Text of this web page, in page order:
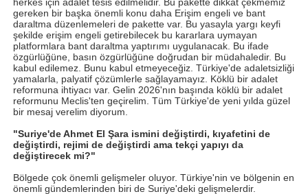
gereken bir başka önemli konu daha Erişim engeli ve bant
daraltma düzenlemeleri de pakette var. Bu yasayla yargı keyfi
şekilde erişim engeli getirebilecek bu kararlara uymayan
platformlara bant daraltma yaptırımı uygulanacak. Bu ifade
özgürlüğüne, basın özgürlüğüne doğrudan bir müdahaledir. Bu
kabul edilemez. Bunu kabul etmeyeceğiz. Türkiye'de adaletsizliği
yamalarla, palyatif çözümlerle sağlayamayız. Köklü bir adalet
reformuna ihtiyacı var. Gelin 2026'nın başında köklü bir adalet
reformunu Meclis'ten geçirelim. Tüm Türkiye'de yeni yılda güzel
bir mesaj verelim diyorum.
"Suriye'de Ahmet El Şara ismini değiştirdi, kıyafetini de
değiştirdi, rejimi de değiştirdi ama tekçi yapıyı da
değiştirecek mi?"
Bölgede çok önemli gelişmeler oluyor. Türkiye'nin ve bölgenin en
önemli gündemlerinden biri de Suriye'deki gelişmelerdir.